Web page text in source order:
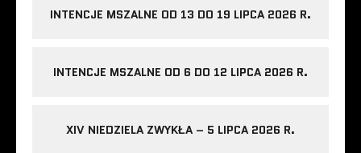
INTENCJE MSZALNE OD 13 DO 19 LIPCA 2026 R.
INTENCJE MSZALNE OD 6 DO 12 LIPCA 2026 R.
XIV NIEDZIELA ZWYKŁA – 5 LIPCA 2026 R.